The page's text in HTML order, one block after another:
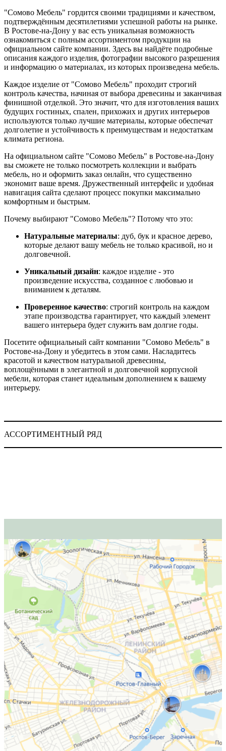
"Сомово Мебель" гордится своими традициями и качеством,
подтверждённым десятилетиями успешной работы на рынке.
В Ростове-на-Дону у вас есть уникальная возможность
ознакомиться с полным ассортиментом продукции на
официальном сайте компании. Здесь вы найдёте подробные
описания каждого изделия, фотографии высокого разрешения
и информацию о материалах, из которых произведена мебель.
Каждое изделие от "Сомово Мебель" проходит строгий
контроль качества, начиная от выбора древесины и заканчивая
финишной отделкой. Это значит, что для изготовления ваших
будущих гостиных, спален, прихожих и других интерьеров
используются только лучшие материалы, которые обеспечат
долголетие и устойчивость к преимуществам и недостаткам
климата региона.
На официальном сайте "Сомово Мебель" в Ростове-на-Дону
вы сможете не только посмотреть коллекции и выбрать
мебель, но и оформить заказ онлайн, что существенно
экономит ваше время. Дружественный интерфейс и удобная
навигация сайта сделают процесс покупки максимально
комфортным и быстрым.
Почему выбирают "Сомово Мебель"? Потому что это:
Натуральные материалы: дуб, бук и красное дерево,
которые делают вашу мебель не только красивой, но и
долговечной.
Уникальный дизайн: каждое изделие - это
произведение искусства, созданное с любовью и
вниманием к деталям.
Проверенное качество: строгий контроль на каждом
этапе производства гарантирует, что каждый элемент
вашего интерьера будет служить вам долгие годы.
Посетите официальный сайт компании "Сомово Мебель" в
Ростове-на-Дону и убедитесь в этом сами. Насладитесь
красотой и качеством натуральной древесины,
воплощёнными в элегантной и долговечной корпусной
мебели, которая станет идеальным дополнением к вашему
интерьеру.
АССОРТИМЕНТНЫЙ РЯД